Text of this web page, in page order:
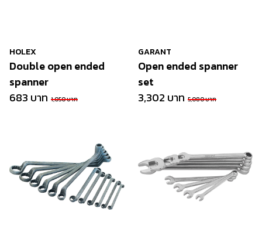
HOLEX
Double open ended
spanner
683 บาท 1,050 บาท
GARANT
Open ended spanner
set
3,302 บาท 5,080 บาท